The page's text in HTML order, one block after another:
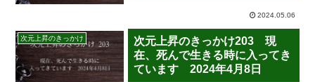
2024.05.06
次元上昇のきっかけ
次元上昇のきっかけ203 現
在、死んで生きる時に入ってき
ています 2024年4月8日